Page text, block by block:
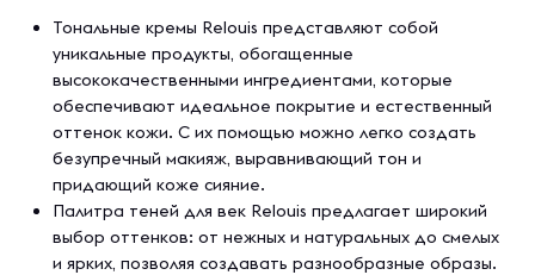
Тональные кремы Relouis представляют собой
уникальные продукты, обогащенные
высококачественными ингредиентами, которые
обеспечивают идеальное покрытие и естественный
оттенок кожи. С их помощью можно легко создать
безупречный макияж, выравнивающий тон и
придающий коже сияние.
Палитра теней для век Relouis предлагает широкий
выбор оттенков: от нежных и натуральных до смелых
и ярких, позволяя создавать разнообразные образы.